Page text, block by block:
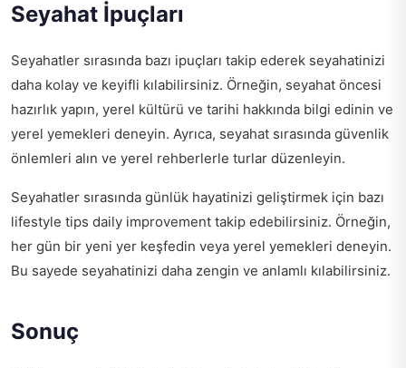
Seyahat İpuçları
Seyahatler sırasında bazı ipuçları takip ederek seyahatinizi
daha kolay ve keyifli kılabilirsiniz. Örneğin, seyahat öncesi
hazırlık yapın, yerel kültürü ve tarihi hakkında bilgi edinin ve
yerel yemekleri deneyin. Ayrıca, seyahat sırasında güvenlik
önlemleri alın ve yerel rehberlerle turlar düzenleyin.
Seyahatler sırasında günlük hayatinizi geliştirmek için bazı
lifestyle tips daily improvement takip edebilirsiniz. Örneğin,
her gün bir yeni yer keşfedin veya yerel yemekleri deneyin.
Bu sayede seyahatinizi daha zengin ve anlamlı kılabilirsiniz.
Sonuç